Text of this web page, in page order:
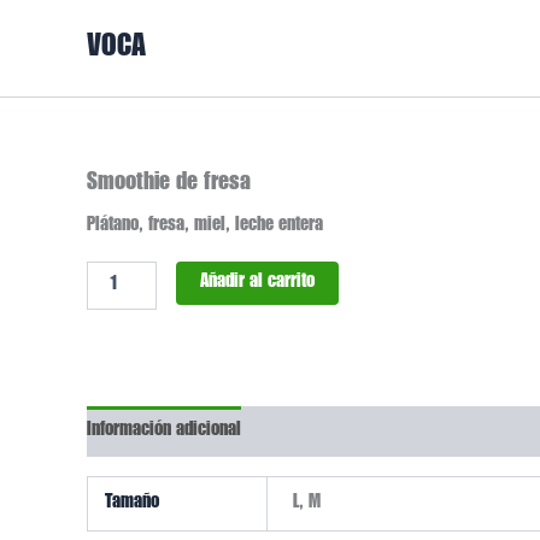
VOCA
Smoothie de fresa
Plátano, fresa, miel, leche entera
Smoothie
fresa
Añadir al carrito
Información adicional
Tamaño L, M